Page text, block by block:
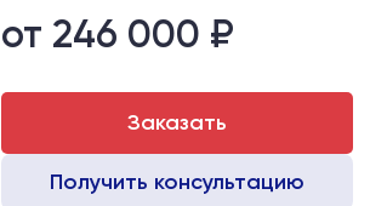
Глубина опускания рабочего стола, мм:
Направляющие оси Y:
от 246 000 ₽
Заказать
Получить консультацию